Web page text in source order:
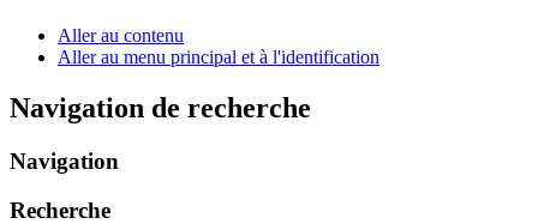
Aller au contenu
Aller au menu principal et à l'identification
Navigation de recherche
Navigation
Recherche